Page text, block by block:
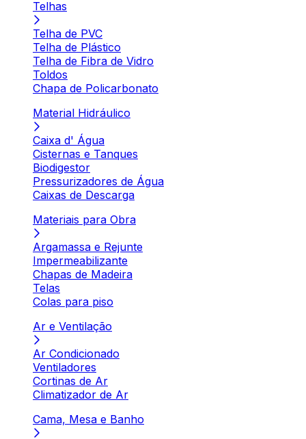
Telhas
Telha de PVC
Telha de Plástico
Telha de Fibra de Vidro
Toldos
Chapa de Policarbonato
Material Hidráulico
Caixa d' Água
Cisternas e Tanques
Biodigestor
Pressurizadores de Água
Caixas de Descarga
Materiais para Obra
Argamassa e Rejunte
Impermeabilizante
Chapas de Madeira
Telas
Colas para piso
Ar e Ventilação
Ar Condicionado
Ventiladores
Cortinas de Ar
Climatizador de Ar
Cama, Mesa e Banho